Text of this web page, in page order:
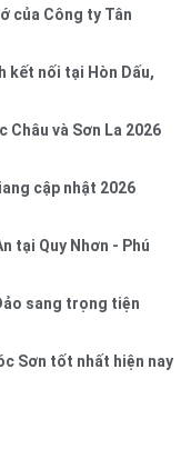
của Công ty Tân
kết nối tại Hòn Dấu,
Châu và Sơn La 2026
cập nhật 2026
tại Quy Nhơn - Phú
sang trọng tiện
Sơn tốt nhất hiện nay